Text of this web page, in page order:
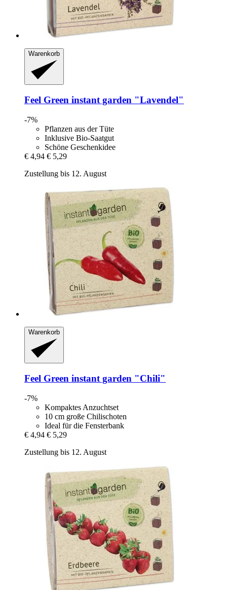
Warenkorb
Feel Green instant garden "Lavendel"
-7%
Pflanzen aus der Tüte
Inklusive Bio-Saatgut
Schöne Geschenkidee
€ 4,94 € 5,29
Zustellung bis 12. August
Warenkorb
Feel Green instant garden "Chili"
-7%
Kompaktes Anzuchtset
10 cm große Chilischoten
Ideal für die Fensterbank
€ 4,94 € 5,29
Zustellung bis 12. August